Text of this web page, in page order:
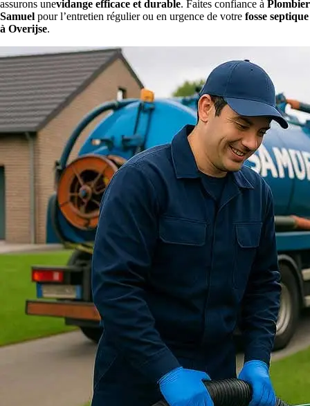
assurons unevidange efficace et durable. Faites confiance à Plombier
Samuel pour l’entretien régulier ou en urgence de votre fosse septique
à Overijse.